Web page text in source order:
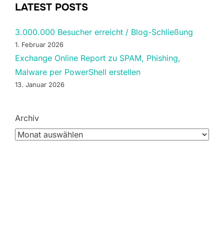
LATEST POSTS
3.000.000 Besucher erreicht / Blog-Schließung
1. Februar 2026
Exchange Online Report zu SPAM, Phishing,
Malware per PowerShell erstellen
13. Januar 2026
Archiv